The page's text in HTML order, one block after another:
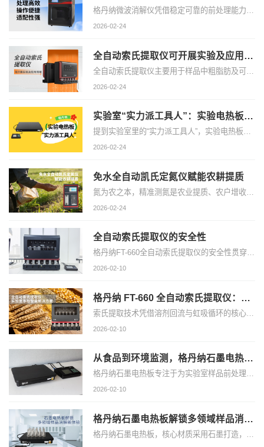
格丹纳微波消解仪凭借稳定可靠的前处理能力，在工业废水重金属检测中发挥着重要作用，为各类复杂废水样品提供高效、安全、规范的消解支持。
2026-02-24
全自动索氏提取仪可开展实验及应用领域
2026-02-24
实验室“实力派工具人”：实验电热板居然能搞定这么多实验！
提到实验室里的“实力派工具人”，实验电热板占有一席之地！它不像精密仪器那样“娇贵难伺候”，却凭着一身过硬本领——加热稳、耐造抗腐、控温准，还能批量干活、操作简单，默默承包了多个领域的实验前处理工作。
2026-02-24
免水全自动凯氏定氮仪赋能农耕提质
2026-02-24
全自动索氏提取仪的安全性
格丹纳FT-660全自动索氏提取仪的安全性贯穿设备设计、运行流程与操作细节，结合索氏提取实验中溶剂易燃易爆、易挥发的特性，从多维度构建安全防护体系，具体体现在以下方面
2026-02-10
格丹纳 FT-660 全自动索氏提取仪：实验室萃取智能解决方案
2026-02-10
从食品到环境监测，格丹纳石墨电热板助力实验高效推进
格丹纳石墨电热板专注于为实验室样品前处理提供可靠支持。在实际应用中，它的适配场景十分广泛
2026-02-10
格丹纳石墨电热板解锁多领域样品消解新体验